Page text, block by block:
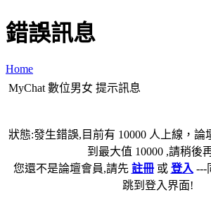
錯誤訊息
Home
MyChat 數位男女 提示訊息
狀態:發生錯誤,目前有 10000 人上線，論
到最大值 10000 ,請稍後
您還不是論壇會員,請先 註冊或 登入 ---
跳到登入界面!